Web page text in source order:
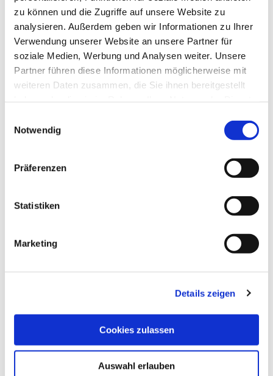
zu können und die Zugriffe auf unsere Website zu
analysieren. Außerdem geben wir Informationen zu Ihrer
Verwendung unserer Website an unsere Partner für
soziale Medien, Werbung und Analysen weiter. Unsere
Partner führen diese Informationen möglicherweise mit
weiteren Daten zusammen, die Sie ihnen bereitgestellt
Notwendig
Präferenzen
Statistiken
Marketing
Details zeigen
Cookies zulassen
Auswahl erlauben
Ich akzeptiere die
DIESEN ARTIKEL
GEKAUFT HABEN,
FOLGENDE
ARTIKEL GEKAUFT: